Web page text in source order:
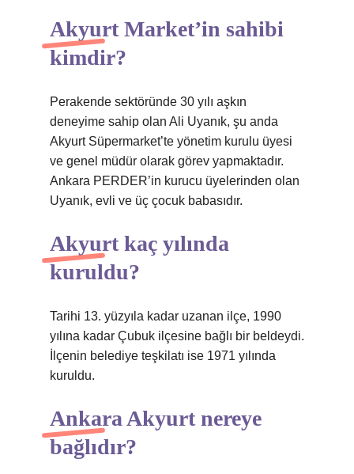
Akyurt Market’in sahibi
kimdir?
Perakende sektöründe 30 yılı aşkın
deneyime sahip olan Ali Uyanık, şu anda
Akyurt Süpermarket’te yönetim kurulu üyesi
ve genel müdür olarak görev yapmaktadır.
Ankara PERDER’in kurucu üyelerinden olan
Uyanık, evli ve üç çocuk babasıdır.
Akyurt kaç yılında
kuruldu?
Tarihi 13. yüzyıla kadar uzanan ilçe, 1990
yılına kadar Çubuk ilçesine bağlı bir beldeydi.
İlçenin belediye teşkilatı ise 1971 yılında
kuruldu.
Ankara Akyurt nereye
bağlıdır?